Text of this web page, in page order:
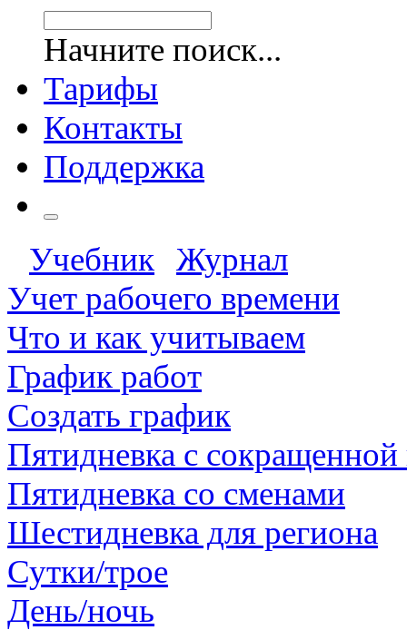
Начните поиск...
Тарифы
Контакты
Поддержка
Учебник
Журнал
Учет рабочего времени
Что и как учитываем
График работ
Создать график
Пятидневка с
Пятидневка со сменами
Шестидневка для региона
Сутки/трое
День/ночь